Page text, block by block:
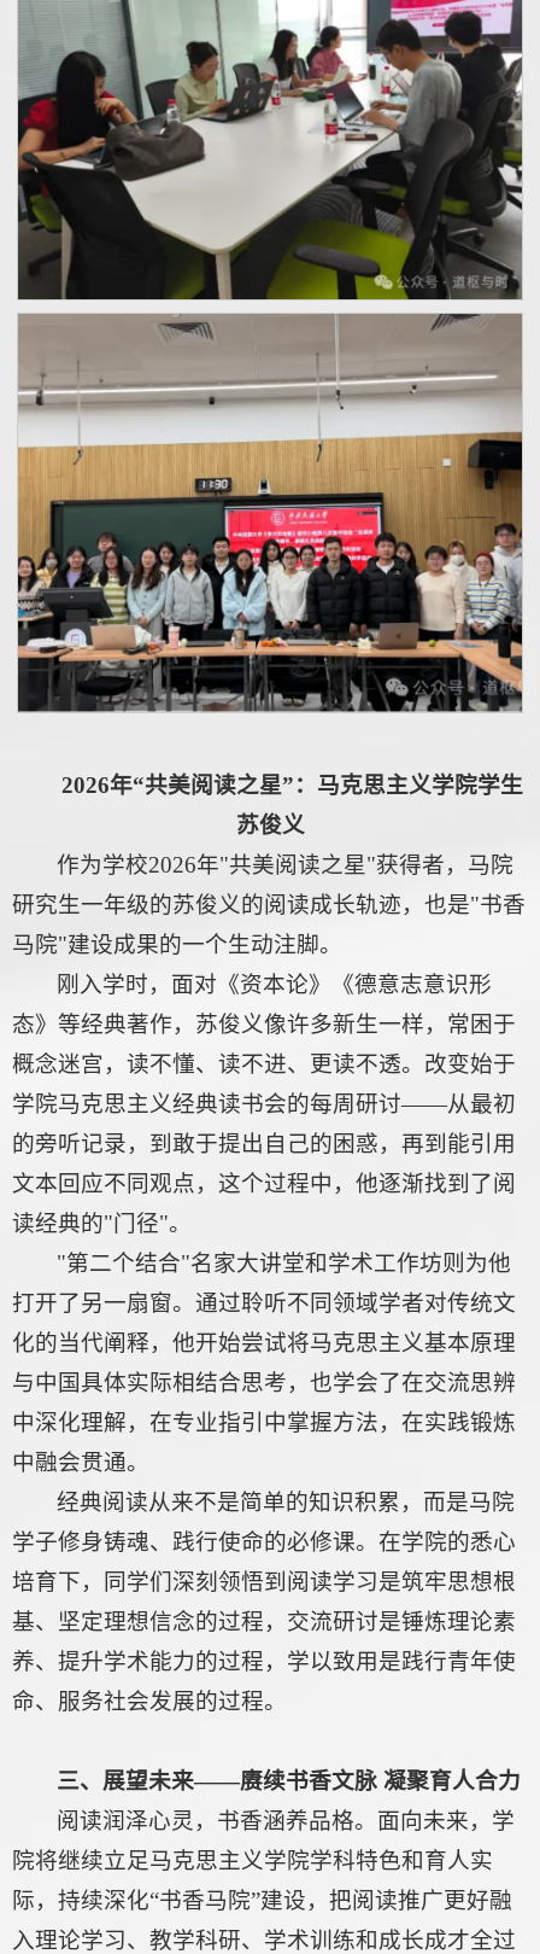
2026年“共美阅读之星”：马克思主义学院学生
苏俊义
作为学校2026年"共美阅读之星"获得者，马院
研究生一年级的苏俊义的阅读成长轨迹，也是"书香
马院"建设成果的一个生动注脚。
刚入学时，面对《资本论》《德意志意识形
态》等经典著作，苏俊义像许多新生一样，常困于
概念迷宫，读不懂、读不进、更读不透。改变始于
学院马克思主义经典读书会的每周研讨——从最初
的旁听记录，到敢于提出自己的困惑，再到能引用
文本回应不同观点，这个过程中，他逐渐找到了阅
读经典的"门径"。
"第二个结合"名家大讲堂和学术工作坊则为他
打开了另一扇窗。通过聆听不同领域学者对传统文
化的当代阐释，他开始尝试将马克思主义基本原理
与中国具体实际相结合思考，也学会了在交流思辨
中深化理解，在专业指引中掌握方法，在实践锻炼
中融会贯通。
经典阅读从来不是简单的知识积累，而是马院
学子修身铸魂、践行使命的必修课。在学院的悉心
培育下，同学们深刻领悟到阅读学习是筑牢思想根
基、坚定理想信念的过程，交流研讨是锤炼理论素
养、提升学术能力的过程，学以致用是践行青年使
命、服务社会发展的过程。
三、展望未来——赓续书香文脉 凝聚育人合力
阅读润泽心灵，书香涵养品格。面向未来，学
院将继续立足马克思主义学院学科特色和育人实
际，持续深化“书香马院”建设，把阅读推广更好融
入理论学习、教学科研、学术训练和成长成才全过